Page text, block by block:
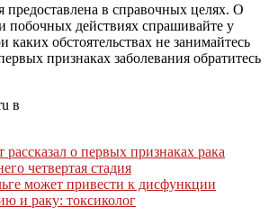
в справочных целях. О
побочных действиях спрашивайте у
каких обстоятельствах не занимайтесь
признаках заболевания обратитесь
в
о первых признаках рака
четвертая стадия
может привести к дисфункции
и раку: токсиколог